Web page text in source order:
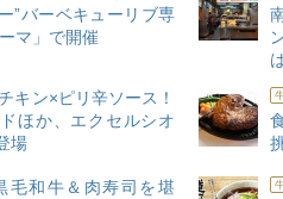
”バーベキューリブ専
マ」で開催
キン×ピリ辛ソース！
ほか、エクセルシオ
場
毛和牛＆肉寿司を堪